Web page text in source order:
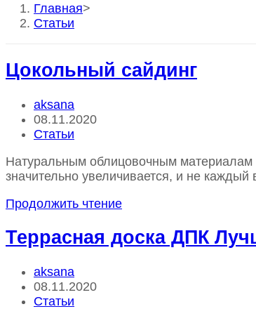
Главная>
Статьи
Цокольный сайдинг
Автор
записи:
aksana
Запись
опубликована:
08.11.2020
Рубрика
Статьи
Натуральным облицовочным материалам
значительно увеличивается, и не
Продолжить чтениеЦокольный
Террасная доска ДПК
Автор
записи:
aksana
Запись
опубликована:
08.11.2020
Рубрика
Статьи